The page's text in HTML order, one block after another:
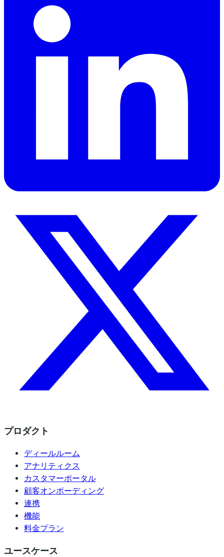
プロダクト
ディールルーム
アナリティクス
カスタマーポータル
顧客オンボーディング
連携
機能
料金プラン
ユースケース